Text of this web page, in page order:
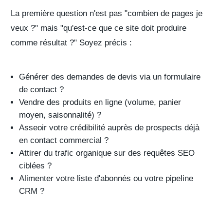
La première question n'est pas "combien de pages je
veux ?" mais"qu'est-ce que ce site doit produire
comme résultat ?" Soyez précis :
Générer desdemandes de devis via un formulaire
de contact ?
Vendre des produits en ligne (volume, panier
moyen, saisonnalité) ?
Asseoir votrecrédibilité auprès de prospects déjà
en contact commercial ?
Attirer du trafic organique sur des requêtes SEO
ciblées ?
Alimenter votre liste d'abonnés ou votre pipeline
CRM ?